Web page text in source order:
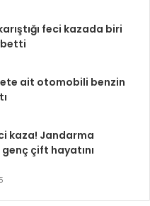
feci kazada biri
ait otomobili benzin
kaza! Jandarma
çift hayatını